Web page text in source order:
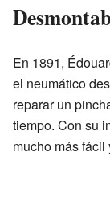
En 1891,
el neumático
reparar un
tiempo. Con su
mucho más fácil